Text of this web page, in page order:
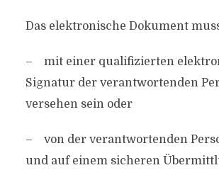
Das elektronische Dokument
– mit einer qualifizierten
Signatur der verantwortenden
versehen sein oder
– von der verantwortenden
und auf einem sicheren